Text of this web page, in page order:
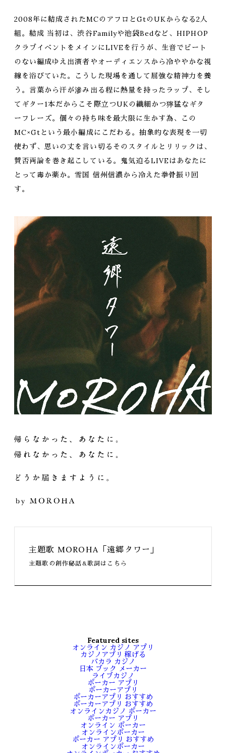
2008年に結成されたMCのアフロとGtのUKからなる2人
組。結成 当初は、渋谷Familyや池袋Bedなど、HIPHOP
クラブイベントをメインにLIVEを行うが、生音でビート
のない編成ゆえ出演者やオーディエンスから冷ややかな視
線を浴びていた。こうした現場を通して屈強な精神力を養
う。言葉から汗が滲み出る程に熱量を持ったラップ、そし
てギター1本だからこそ際立つUKの繊細かつ獰猛なギタ
ーフレーズ。個々の持ち味を最大限に生かす為、この
MC×Gtという最小編成にこだわる。抽象的な表現を一切
使わず、思いの丈を言い切るそのスタイルとリリックは、
賛否両論を巻き起こしている。鬼気迫るLIVEはあなたに
とって毒か薬か。雪国 信州信濃から冷えた拳骨振り回
す。
主題歌 MOROHA「遠郷タワー」
主題歌の創作秘話&歌詞はこちら
Featured sites
オンライン カジノ アプリ
カジノアプリ 稼げる
バカラ カジノ
日本 ブック メーカー
ライブカジノ
ポーカー アプリ
ポーカーアプリ
ポーカーアプリ おすすめ
ポーカーアプリ おすすめ
オンラインカジノ ポーカー
ポーカー アプリ
オンライン ポーカー
オンラインポーカー
ポーカー アプリ おすすめ
オンラインポーカー